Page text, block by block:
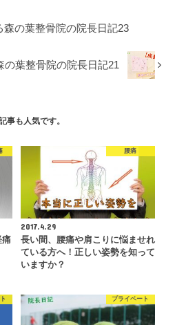
森の葉整骨院の院長日記23
の葉整骨院の院長日記21
事も人気です。
痛
腰痛
2017.4.29
長い間、腰痛や肩こりに悩ませれ
ている方へ！正しい姿勢を知って
いますか？
プライベート